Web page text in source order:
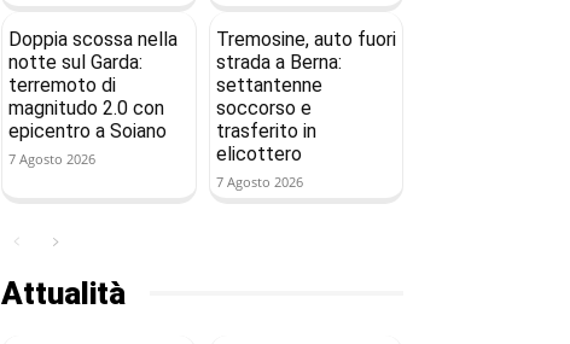
Doppia scossa nella
notte sul Garda:
terremoto di
magnitudo 2.0 con
epicentro a Soiano
7 Agosto 2026
Tremosine, auto fuori
strada a Berna:
settantenne
soccorso e
trasferito in
elicottero
7 Agosto 2026
Attualità